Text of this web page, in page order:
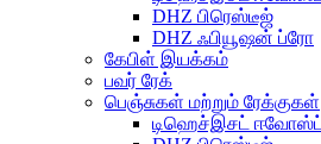
DHZ பிரெஸ்டீஜ்
DHZ ஃபியூஷன் ப்ரோ
கேபிள் இயக்கம்
பவர் ரேக்
பெஞ்சுகள் மற்றும் ரேக்குகள்
டிஹெச்இசட் ஈவோஸ்ட்